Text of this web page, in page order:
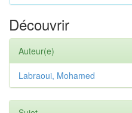
Découvrir
Auteur(e)
Labraoui, Mohamed